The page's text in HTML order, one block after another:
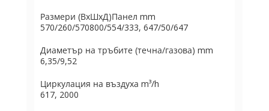
Размери (ВхШхД)Панел mm
570/260/570800/554/333, 647/50/647
Диаметър на тръбите (течна/газова) mm
6,35/9,52
Циркулация на въздуха m³/h
617, 2000